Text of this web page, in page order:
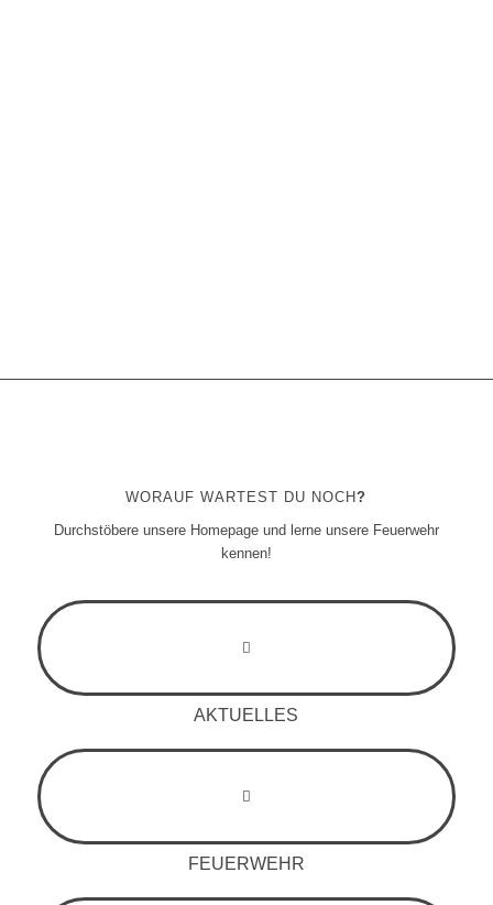
WORAUF WARTEST DU NOCH?
Durchstöbere unsere Homepage und lerne unsere Feuerwehr
kennen!
AKTUELLES
FEUERWEHR